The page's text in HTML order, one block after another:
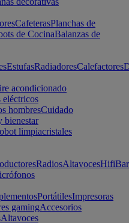
CafeterasPlanchas de
de CocinaBalanzas de
EstufasRadiadoresCalefactores
acondicionado
eléctricos
hombresCuidado
bienestar
limpiacristales
RadiosAltavocesHifi
PortátilesImpresoras
gamingAccesorios
Altavoces